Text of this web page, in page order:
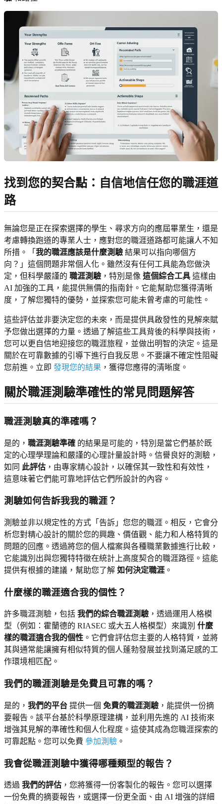
找到您的契合點：自信地信任您的職涯道
路
無論您是正在探索選擇的學生、尋求方向的應屆畢業生，還是
考慮轉換跑道的專業人士，應對您的職涯道路都可能讓人不知
所措。「 我的職涯應該是什麼測驗 結果可以指向哪個方
向？」這個問題非常個人化。雖然沒有任何工具能為您做決
定，但科學嚴謹的 職涯測驗 ，特別是像 這個綜合工具 這樣由
AI 加強的工具，能提供無價的指南針。它能幫助您獲得清晰
度，了解您獨特的優勢，並探索您可能未曾考慮的可能性。
這些評估並非要決定您的未來，而是提供具啟發性的見解來賦
予您做出選擇的力量。透過了解這些工具背後的科學與技術，
您可以更自信地迎接您的職涯旅程，並做出明智的決定。這是
關於在可靠數據的引導下進行自我反思。不要讓不確定性阻礙
您前進。立即 發現您的結果 ，獲得您應得的清晰度。
關於職涯測驗準確性的常見問題解答
職涯測驗真的準確嗎？
是的， 職涯測驗準確 的結果是可能的，特別是當它們基於既
定的心理學理論和嚴謹的心理計量設計時。信譽良好的測驗，
如同 此評估 ，由專家精心設計，以確保其一致性和有效性，
這意味著它們能可靠地評估它們所設計的內容。
測驗如何告訴我我的職涯？
測驗並非以規定性的方式「告訴」您您的職涯。相反，它會分
析您對精心設計的關於您的興趣、價值觀、能力和人格特質的
問題的回應。透過將您的個人檔案與各種職業數據進行比較，
它能識別出與您獨特特徵在統計上高度契合的職涯路徑。這能
提供有根據的建議，幫助您了解 如何決定職涯 。
什麼樣的職涯適合我的個性？
許多職涯測驗，包括 我們的綜合職涯測驗 ，透過運用人格模
型（例如：霍蘭德的 RIASEC 或大五人格模型）來識別 什麼
樣的職涯適合我的個性 。它們會評估您主要的人格特質，並將
其與通常能讓擁有相似特質的個人蓬勃發展並找到滿足感的工
作環境相匹配。
我們的職涯測驗是免費且可靠的嗎？
是的， 我們的平台 提供一個 免費的職涯測驗 ，能提供一份摘
要報告。該平台基於科學原理建構，並利用先進的 AI 技術來
增強其見解的準確性和個人化程度。這使其成為您職涯探索的
可靠起點。您可以免費 參加測驗 。
我會從職涯測驗中獲得哪種類型的報告？
透過 我們的評估 ，您將獲得一份客製化的報告。您可以選擇
一份免費的摘要報告，或選擇一份更全面、由 AI 增強的詳細